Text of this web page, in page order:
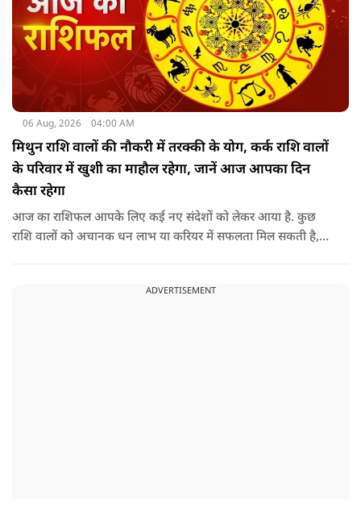
06 Aug, 2026 04:00 AM
मिथुन राशि वालों की नौकरी में तरक्की के योग, कर्क राशि वालों
के परिवार में खुशी का माहौल रहेगा, जानें आज आपका दिन
कैसा रहेगा
आज का राशिफल आपके लिए कई नए संदेशों को लेकर आया है. कुछ
राशि वालों को अचानक धन लाभ या करियर में सफलता मिल सकती है,
ADVERTISEMENT